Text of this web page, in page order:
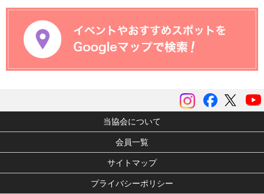
ツイ
Facebook
instagram
当協会について
会員一覧
サイトマップ
プライバシーポリシー